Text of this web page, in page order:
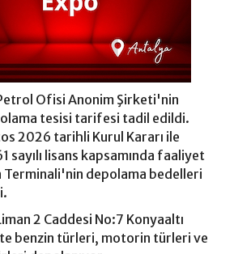
Ofisi Anonim Şirketi'nin
tesisi tarifesi tadil edildi.
2026 tarihli Kurul Kararı ile
lisans kapsamında faaliyet
depolama bedelleri
2 Caddesi No:7 Konyaaltı
benzin türleri, motorin türleri ve